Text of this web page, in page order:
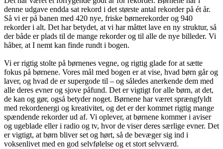
denne udgave endda sat rekord i det største antal rekorder på ét år.
Så vi er på banen med 420 nye, friske børnerekorder og 940
rekorder i alt. Det har betydet, at vi har måttet lave en ny struktur, så
der både er plads til de mange rekorder og til alle de nye billeder. Vi
håber, at I nemt kan finde rundt i bogen.
Vi er rigtig stolte på børnenes vegne, og rigtig glade for at sætte
fokus på børnene. Vores mål med bogen er at vise, hvad børn går og
laver, og hvad de er supergode til – og således anerkende dem med
alle deres evner og sjove påfund. Det er vigtigt for alle børn, at det,
de kan og gør, også betyder noget. Børnene har været sprængfyldt
med rekordenergi og kreativitet, og det er der kommet rigtig mange
spændende rekorder ud af. Vi oplever, at børnene kommer i aviser
og ugeblade eller i radio og tv, hvor de viser deres særlige evner. Det
er vigtigt, at børn bliver set og hørt, så de bevæger sig ind i
voksenlivet med en god selvfølelse og et stort selvværd.